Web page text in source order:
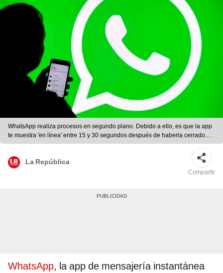
WhatsApp realiza procesos en segundo plano. Debido a ello, es que la app
te muestra 'en línea' entre 15 y 30 segundos después de haberla cerrado.
Foto: La Red
La República
Compartir
WhatsApp, la app de mensajería instantánea